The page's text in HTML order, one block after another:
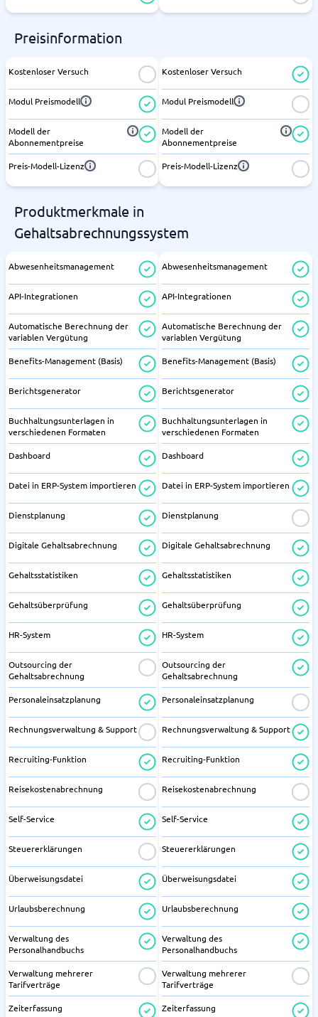
Preisinformation
Kostenloser Versuch
Modul Preismodell
Modell der
Abonnementpreise
Preis-Modell-Lizenz
Kostenloser Versuch
Modul Preismodell
Modell der
Abonnementpreise
Preis-Modell-Lizenz
Produktmerkmale in
Gehaltsabrechnungssystem
Abwesenheitsmanagement
API-Integrationen
Automatische Berechnung der
variablen Vergütung
Benefits-Management (Basis)
Berichtsgenerator
Buchhaltungsunterlagen in
verschiedenen Formaten
Dashboard
Datei in ERP-System importieren
Dienstplanung
Digitale Gehaltsabrechnung
Gehaltsstatistiken
Gehaltsüberprüfung
HR-System
Outsourcing der
Gehaltsabrechnung
Personaleinsatzplanung
Rechnungsverwaltung & Support
Recruiting-Funktion
Reisekostenabrechnung
Self-Service
Steuererklärungen
Überweisungsdatei
Urlaubsberechnung
Verwaltung des
Personalhandbuchs
Verwaltung mehrerer
Tarifverträge
Zeiterfassung
Abwesenheitsmanagement
API-Integrationen
Automatische Berechnung der
variablen Vergütung
Benefits-Management (Basis)
Berichtsgenerator
Buchhaltungsunterlagen in
verschiedenen Formaten
Dashboard
Datei in ERP-System importieren
Dienstplanung
Digitale Gehaltsabrechnung
Gehaltsstatistiken
Gehaltsüberprüfung
HR-System
Outsourcing der
Gehaltsabrechnung
Personaleinsatzplanung
Rechnungsverwaltung & Support
Recruiting-Funktion
Reisekostenabrechnung
Self-Service
Steuererklärungen
Überweisungsdatei
Urlaubsberechnung
Verwaltung des
Personalhandbuchs
Verwaltung mehrerer
Tarifverträge
Zeiterfassung